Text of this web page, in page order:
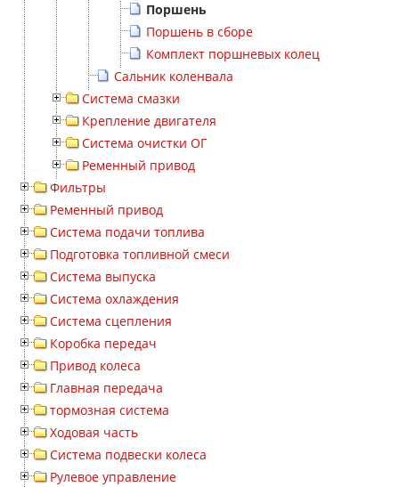
Поршень
Поршень в сборе
Комплект поршневых колец
Сальник коленвала
Система смазки
Крепление двигателя
Система очистки ОГ
Ременный привод
Фильтры
Ременный привод
Система подачи топлива
Подготовка топливной смеси
Система выпуска
Система охлаждения
Система сцепления
Коробка передач
Привод колеса
Главная передача
тормозная система
Ходовая часть
Система подвески колеса
Рулевое управление